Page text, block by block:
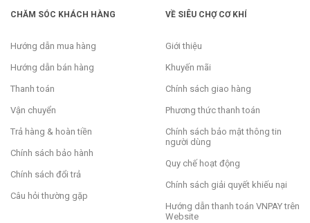
CHĂM SÓC KHÁCH HÀNG
Hướng dẫn mua hàng
Hướng dẫn bán hàng
Thanh toán
Vận chuyển
Trả hàng & hoàn tiền
Chính sách bảo hành
Chính sách đổi trả
Câu hỏi thường gặp
VỀ SIÊU CHỢ CƠ KHÍ
Giới thiệu
Khuyến mãi
Chính sách giao hàng
Phương thức thanh toán
Chính sách bảo mật thông tin
người dùng
Quy chế hoạt động
Chính sách giải quyết khiếu nại
Hướng dẫn thanh toán VNPAY trên
Website